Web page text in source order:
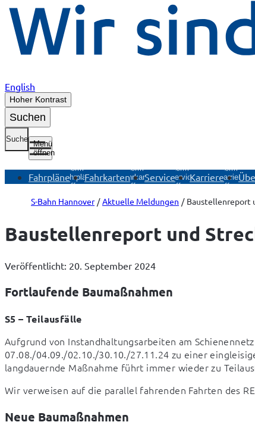
English
Hoher Kontrast
Suchen
Suche
Menü
öffnen
Fahrpläne
Untermenü
Fahrpläne
öffnen
Fahrkarten
Untermenü
Fahrkarten
öffnen
Service
Untermenü
Service
öffnen
Karriere
Untermenü
Karriere
öffnen
S-Bahn Hannover Aktuelle Meldungen Baustellenreport
Baustellenreport und
Veröffentlicht: 20. September 2024
Fortlaufende Baumaßnahmen
S5 – Teilausfälle
Aufgrund von Instandhaltungsarbeiten am
07.08./04.09./02.10./30.10./27.11.24 zu einer
langdauernde Maßnahme führt immer wieder zu
Wir verweisen auf die parallel fahrenden Fahrten des
Neue Baumaßnahmen